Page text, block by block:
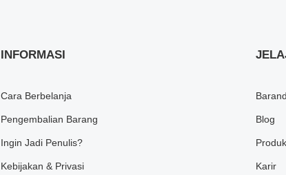
INFORMASI
Cara Berbelanja
Pengembalian Barang
Ingin Jadi Penulis?
Kebijakan & Privasi
Blog
Produk
Karir